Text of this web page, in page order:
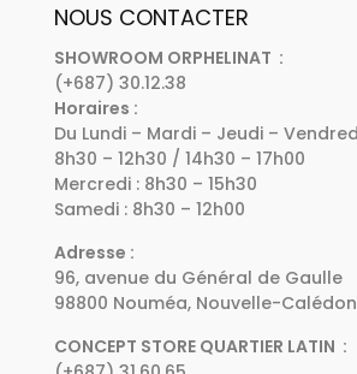
NOUS CONTACTER
SHOWROOM ORPHELINAT :
(+687) 30.12.38
Horaires :
Du Lundi – Mardi – Jeudi –
8h30 – 12h30 / 14h30 – 17h00
Mercredi : 8h30 – 15h30
Samedi : 8h30 – 12h00
Adresse :
96, avenue du Général de Gaulle
98800 Nouméa, Nouvelle-
CONCEPT STORE QUARTIER LATIN :